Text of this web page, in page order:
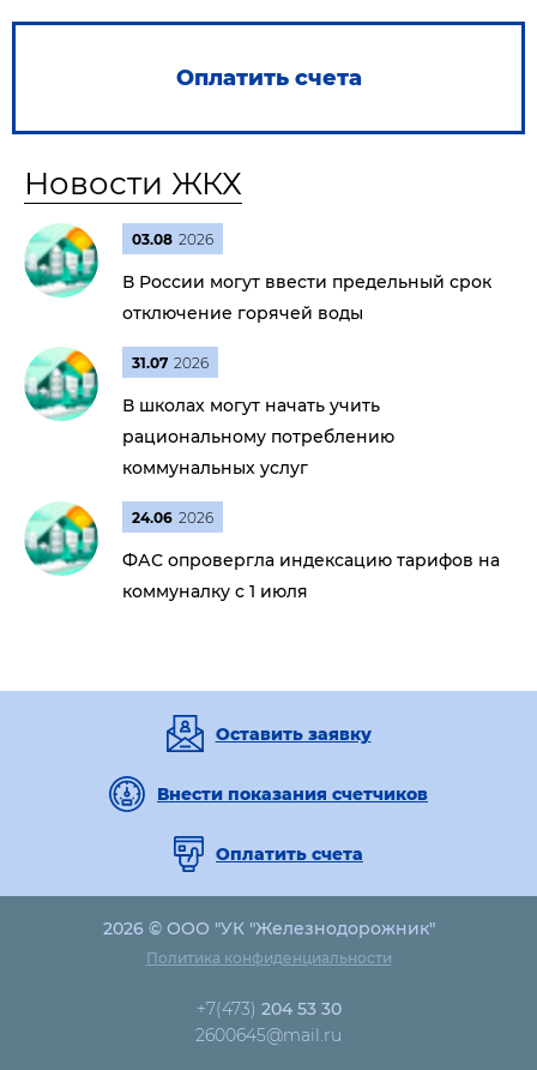
Оплатить счета
Новости ЖКХ
03.08 2026
В России могут ввести предельный срок
отключение горячей воды
31.07 2026
В школах могут начать учить
рациональному потреблению
коммунальных услуг
24.06 2026
ФАС опровергла индексацию тарифов на
коммуналку с 1 июля
Оставить заявку
Внести показания счетчиков
Оплатить счета
2026 © ООО "УК "Железнодорожник"
Политика конфиденциальности
+7(473) 204 53 30
2600645@mail.ru